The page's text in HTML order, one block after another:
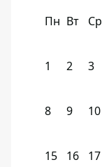
Пн Вт Ср
1 2 3
8 9 10
15 16 17